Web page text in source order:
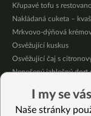
Křupavé tofu s
Nakládaná cuketa –
Mrkvovo-dýňová
Osvěžující kuskus
Osvěžující čaj s
Nepečený jablečný dort
Meruňky a jablka v
Krémová zeleninová
I my se
Naše stránky